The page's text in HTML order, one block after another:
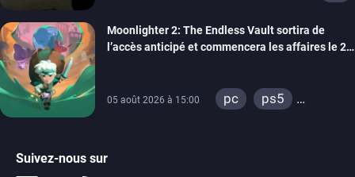
Moonlighter 2: The Endless Vault sortira de
l’accès anticipé et commencera les affaires le 2
05 août 2026 à 15:00 pc
ps5
Suivez-nous sur